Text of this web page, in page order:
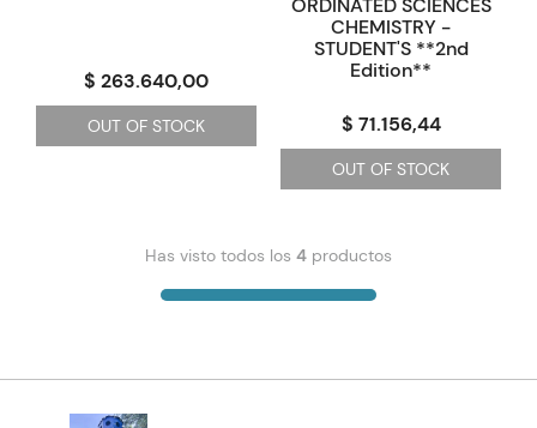
$ 263.640,00
OUT OF STOCK
ORDINATED SCIENCES
CHEMISTRY -
STUDENT'S **2nd
Edition**
$ 71.156,44
OUT OF STOCK
Has visto todos los 4 productos